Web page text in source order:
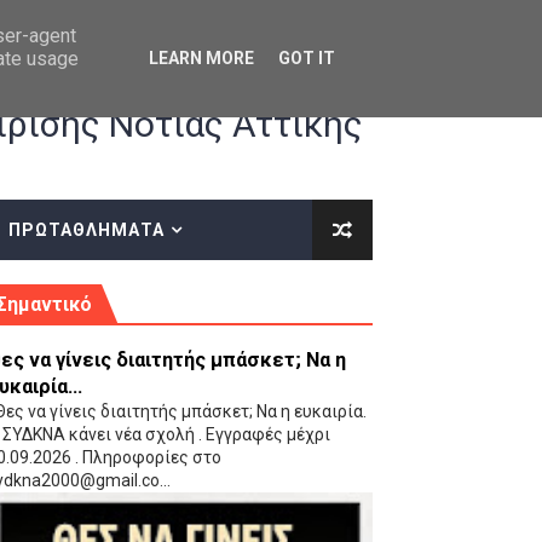
οδηγίες επί του ΚΑΝΟΝΙΣΜΟΥ ΕΓΓΡΑΦΩΝ-ΜΕΤΑΓΡΑΦΩΝ ΤΗΣ
(VIDEO)
Νότιας Αττικής
ΠΡΩΤΑΘΛΗΜΑΤΑ
να γίνεις διαιτητής μπάσκετ; Να η
να γίνεις διαιτητής μπάσκετ; Να η ευκαιρία.
κάνει νέα σχολή . Εγγραφές μέχρι
. Πληροφορίες στο
agent
usage
LEARN MORE GOT IT